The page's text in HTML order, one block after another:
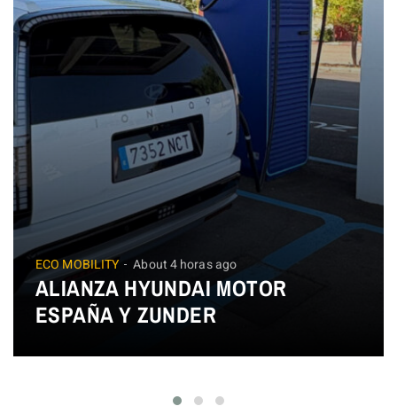
ECO MOBILITY About 4 horas ago
ALIANZA HYUNDAI MOTOR
ESPAÑA Y ZUNDER